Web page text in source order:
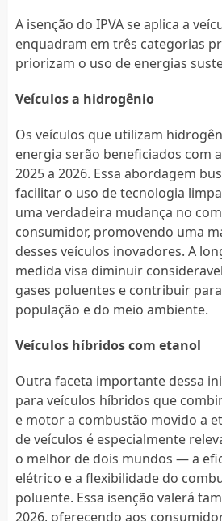
A isenção do IPVA se aplica a
enquadram em três categorias
priorizam o uso de energias
Veículos a hidrogênio
Os veículos que utilizam
energia serão beneficiados com
2025 a 2026. Essa abordagem
facilitar o uso de tecnologia
uma verdadeira mudança no
consumidor, promovendo uma
desses veículos inovadores. A
medida visa diminuir
gases poluentes e contribuir
população e do meio ambiente.
Veículos híbridos com etanol
Outra faceta importante dessa
para veículos híbridos que
e motor a combustão movido a
de veículos é especialmente
o melhor de dois mundos — a
elétrico e a flexibilidade do
poluente. Essa isenção valerá
2026, oferecendo aos